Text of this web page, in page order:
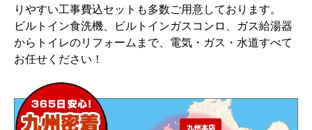
りやすい工事費込セットも多数ご用意しております。
ビルトイン食洗機、ビルトインガスコンロ、ガス給湯器
からトイレのリフォームまで、電気・ガス・水道すべて
お任せください！